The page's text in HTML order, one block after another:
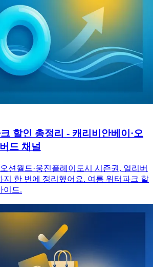
할인 총정리 - 캐리비안베이·오
드 채널
션월드·웅진플레이도시 시즌권, 얼리버
지 한 번에 정리했어요. 여름 워터파크 할
이드.